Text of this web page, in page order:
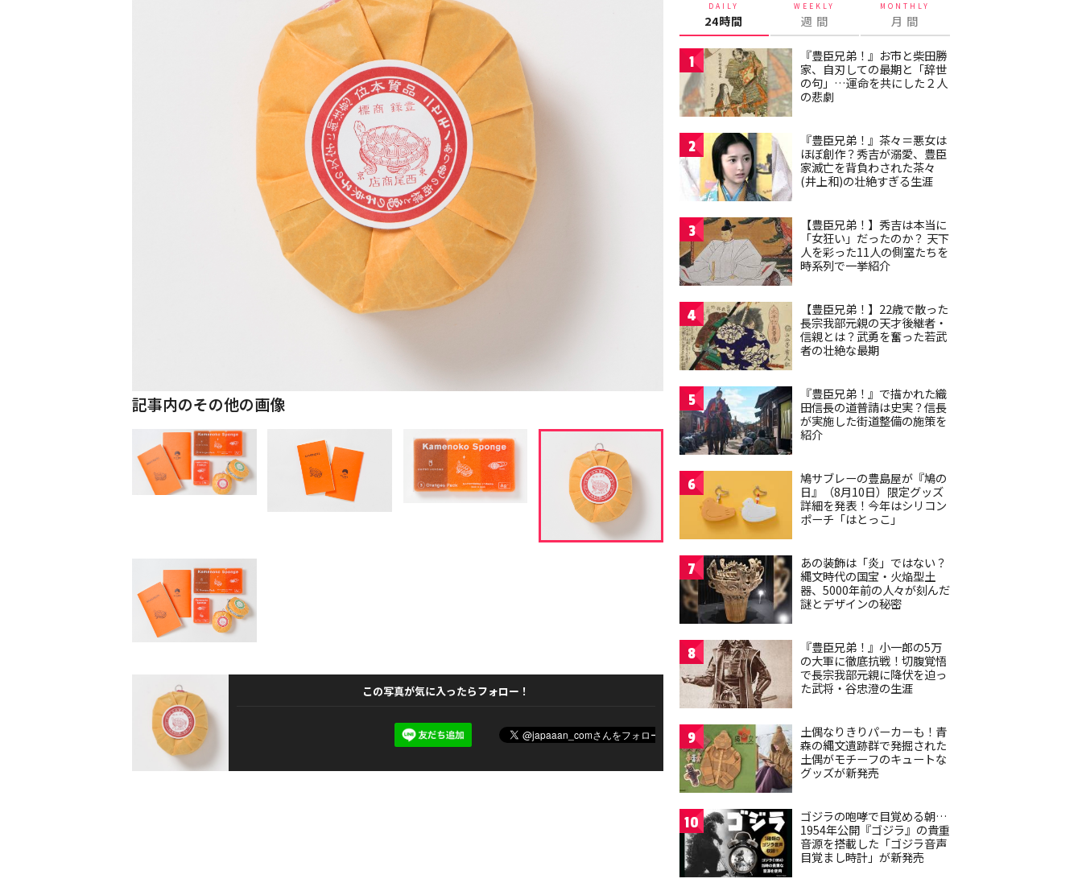
記事内のその他の画像
この写真が気に入ったらフォロー！
DAILY
24時間
WEEKLY
週 間
MONTHLY
月 間
1
『豊臣兄弟！』お市と柴田勝
家、自刃しての最期と「辞世
の句」…運命を共にした２人
の悲劇
2
『豊臣兄弟！』茶々＝悪女は
ほぼ創作？秀吉が溺愛、豊臣
家滅亡を背負わされた茶々
(井上和)の壮絶すぎる生涯
3
【豊臣兄弟！】秀吉は本当に
「女狂い」だったのか？ 天下
人を彩った11人の側室たちを
時系列で一挙紹介
4
【豊臣兄弟！】22歳で散った
長宗我部元親の天才後継者・
信親とは？武勇を奮った若武
者の壮絶な最期
5
『豊臣兄弟！』で描かれた織
田信長の道普請は史実？信長
が実施した街道整備の施策を
紹介
6
鳩サブレーの豊島屋が『鳩の
日』（8月10日）限定グッズ
詳細を発表！今年はシリコン
ポーチ「はとっこ」
7
あの装飾は「炎」ではない？
縄文時代の国宝・火焔型土
器、5000年前の人々が刻んだ
謎とデザインの秘密
8
『豊臣兄弟！』小一郎の5万
の大軍に徹底抗戦！切腹覚悟
で長宗我部元親に降伏を迫っ
た武将・谷忠澄の生涯
9
土偶なりきりパーカーも！青
森の縄文遺跡群で発掘された
土偶がモチーフのキュートな
グッズが新発売
10
ゴジラの咆哮で目覚める朝…
1954年公開『ゴジラ』の貴重
音源を搭載した「ゴジラ音声
目覚まし時計」が新発売